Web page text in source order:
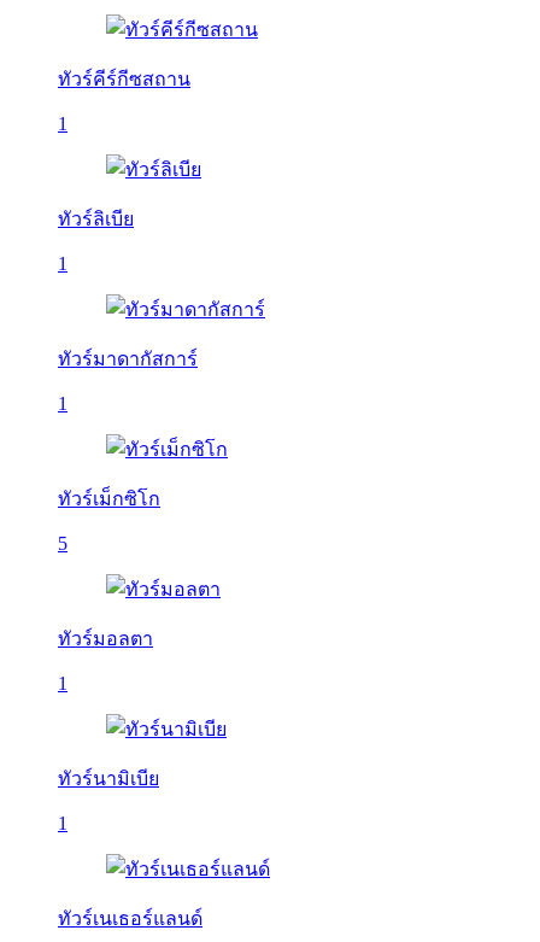
ทัวร์คีร์กีซสถาน
1
ทัวร์ลิเบีย
1
ทัวร์มาดากัสการ์
1
ทัวร์เม็กซิโก
5
ทัวร์มอลตา
1
ทัวร์นามิเบีย
1
ทัวร์เนเธอร์แลนด์